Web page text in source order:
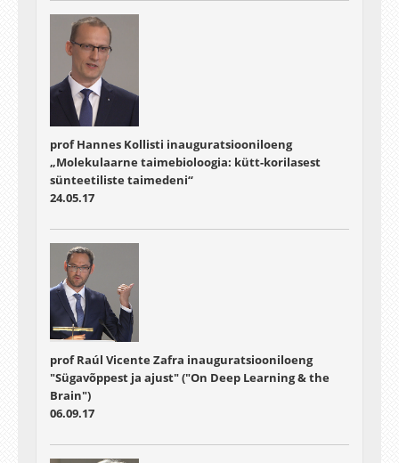
prof Hannes Kollisti inauguratsiooniloeng
„Molekulaarne taimebioloogia: kütt-korilasest
sünteetiliste taimedeni“
24.05.17
prof Raúl Vicente Zafra inauguratsiooniloeng
"Sügavõppest ja ajust" ("On Deep Learning & the
Brain")
06.09.17